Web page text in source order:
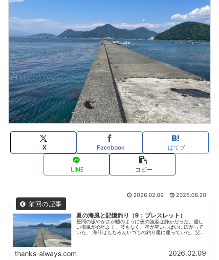
X Facebook はてブ
LINE コピー
2026.02.09 2026.06.20
夏の海風と記憶釣り（9：ブレスレット）
昼間の賑やかさが嘘のように夜の漁港は静かだった。優し
い潮風が心地よく、波もなく、星が空いっぱいに広がって
いた。 海斗はもちろんいつもの釣り座に座っていた。父の
thanks-always.com 2026.02.09